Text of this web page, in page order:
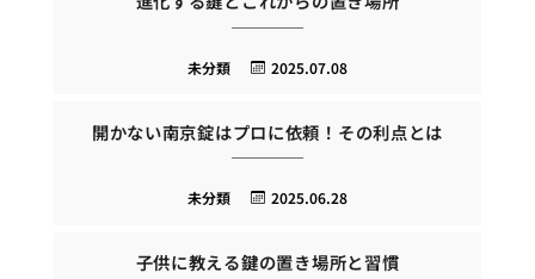
2025.07.08
未分類
開かない南京錠はプロに依頼！その利点とは
2025.06.28
未分類
子供に教える鍵の置き場所と習慣